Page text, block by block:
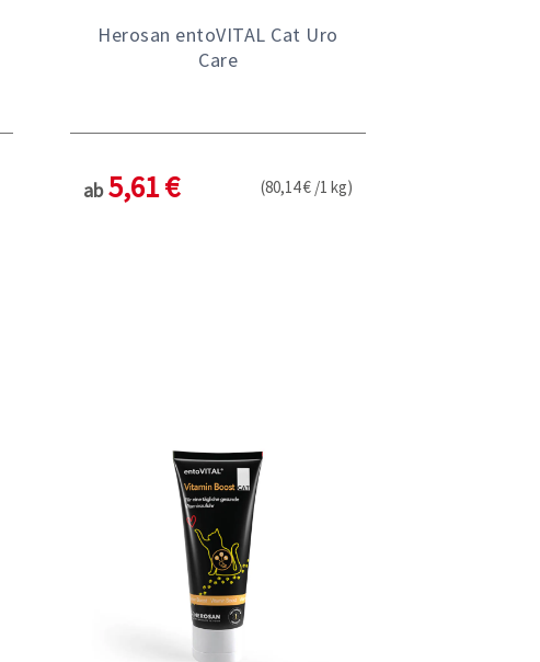
Herosan entoVITAL Cat Uro
Care
ab 5,61 € (80,14 € /1 kg)